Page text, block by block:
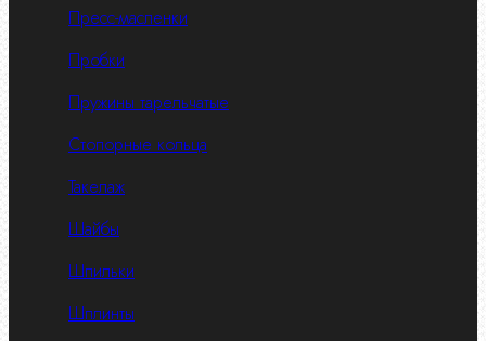
Пресс-масленки
Пробки
Пружины тарельчатые
Стопорные кольца
Такелаж
Шайбы
Шпильки
Шплинты